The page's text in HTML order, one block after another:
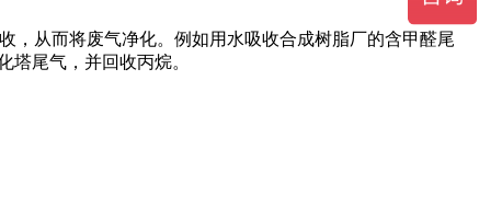
，从而将废气净化。例如用水吸收合成树脂厂的含甲醛尾
尾气，并回收丙烷。